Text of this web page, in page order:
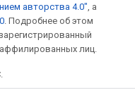
авторства 4.0" , а
. Подробнее об этом
лиц.